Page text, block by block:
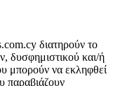
διατηρούν το
δυσφημιστικού και/ή
μπορούν να εκληφθεί
παραβιάζουν